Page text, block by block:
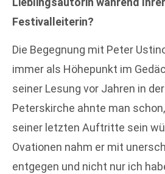
Festivalleiterin?
Die Begegnung mit Peter
immer als Höhepunkt im
seiner Lesung vor Jahren in
Peterskirche ahnte man
seiner letzten Auftritte sein
Ovationen nahm er mit
entgegen und nicht nur ich